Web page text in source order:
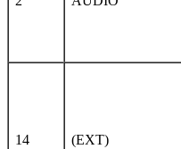
14 (EXT)